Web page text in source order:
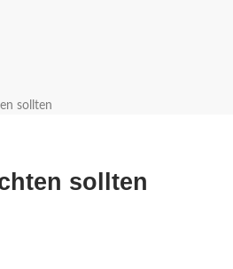
sollten
sollten